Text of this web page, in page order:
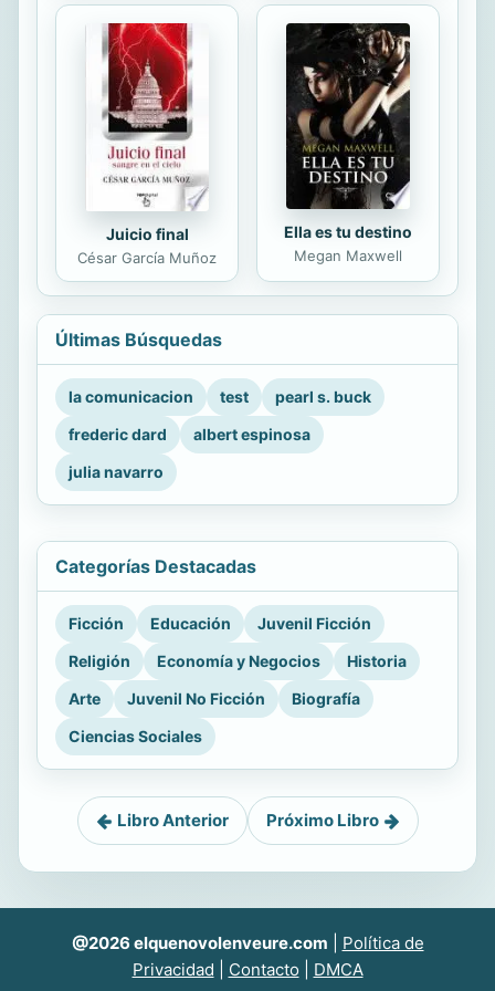
Juicio final
César García Muñoz
Ella es tu destino
Megan Maxwell
Últimas Búsquedas
la comunicacion test
pearl s. buck
frederic dard
albert espinosa
julia navarro
Categorías Destacadas
Ficción Educación
Juvenil Ficción
Religión
Economía y Negocios
Historia
Arte
Juvenil No Ficción
Biografía
Ciencias Sociales
Libro Anterior Próximo Libro
@2026 elquenovolenveure.com
Política de
Privacidad
Contacto DMCA